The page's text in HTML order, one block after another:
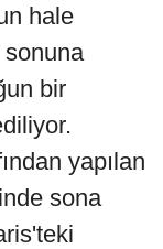
hale
bir
yapılan
sona